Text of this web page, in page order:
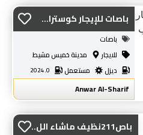
باصات للإيجار كوسترا...
باصات
للايجار
مدينة خميس مشيط
ديزل
مستعمل 2024.0
Anwar Al-Sharif
باص211نظيف ماشاء الل...